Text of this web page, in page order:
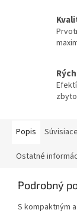
Popis
Ostatné
Podrobný
S kompaktným